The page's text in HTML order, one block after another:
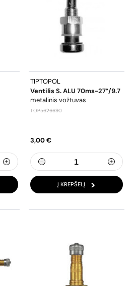
TIPTOPOL
Ventilis S. ALU 70ms-27°/9.7
metalinis vožtuvas
TOP5626690
3,00 €
Į KREPŠELĮ